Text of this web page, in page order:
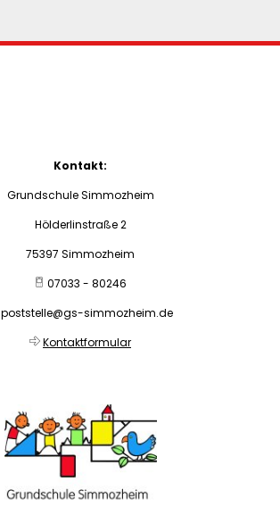
Kontakt:
Grundschule Simmozheim
Hölderlinstraße 2
75397 Simmozheim
07033 - 80246
poststelle@gs-simmozheim.de
Kontaktformular